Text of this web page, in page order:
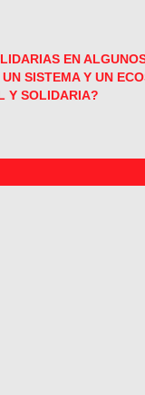
EN
SISTEMA Y UN
Y SOLIDARIA?